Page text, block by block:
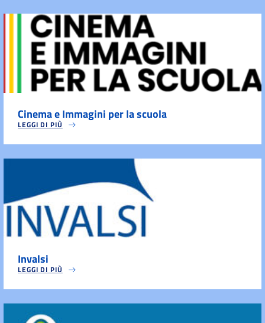
Cinema e Immagini per la scuola
LEGGI DI PIÙ
Invalsi
LEGGI DI PIÙ